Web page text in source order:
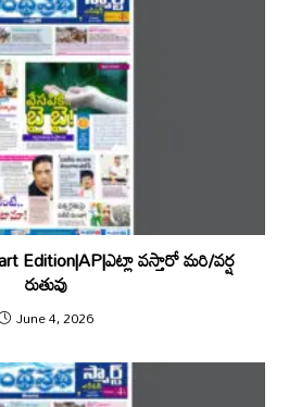
Edition|AP|ఎట్లా వస్తారో మరి/వర్ష
రుతువు
June 4, 2026